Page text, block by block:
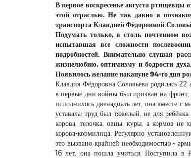
В первое воскресенье августа ртищевцы
этой отраслью. Не так давно я
транспорта Клавдией Фёдоровной
Подумать только, в столь почтенном
испытавшая все сложности
подробностей. Внимательно слушая
жизнелюбию, оптимизму и бодрости
Появилось желание накануне 94-го дня
Клавдия Фёдоровна Соловьёва родилась 22
в первые дни войны был призван на
исполнилось двенадцать лет, она вместе с
уставала: труд был тяжёлый, не для
корова, телочка, овцы, куры, а кормов не
корова-кормилица. Регулярно
это вызвано крайней необходимостью -
16 лет, она пошла учиться. Поступила в